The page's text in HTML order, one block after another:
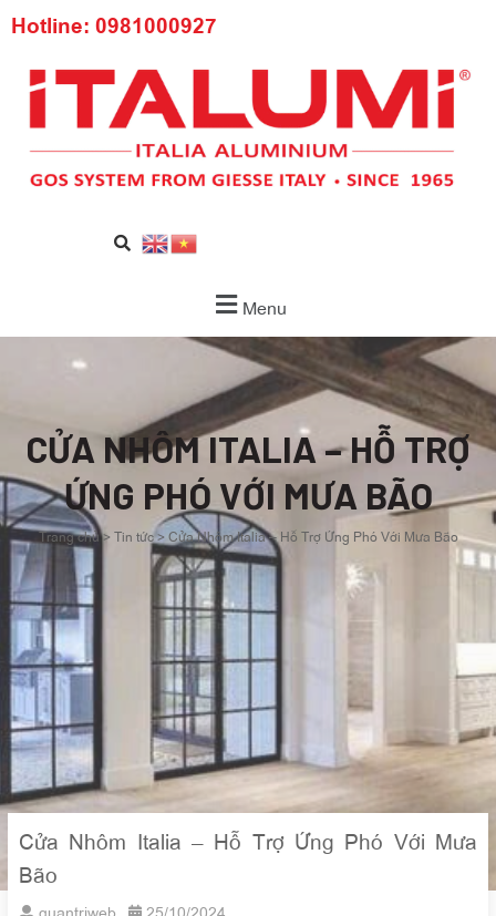
Hotline: 0981000927
Menu
CỬA NHÔM ITALIA – HỖ TRỢ
ỨNG PHÓ VỚI MƯA BÃO
Trang chủ> Tin tức> Cửa Nhôm Italia – Hỗ Trợ Ứng Phó Với Mưa Bão
Cửa Nhôm Italia – Hỗ Trợ Ứng Phó Với Mưa
Bão
quantriweb 25/10/2024